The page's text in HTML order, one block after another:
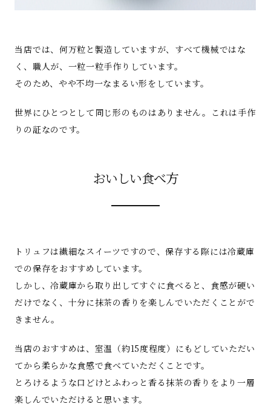
当店では、何万粒と製造していますが、すべて機械ではな
く、職人が、一粒一粒手作りしています。
そのため、やや不均一なまるい形をしています。
世界にひとつとして同じ形のものはありません。これは手作
りの証なのです。
おいしい食べ方
トリュフは繊細なスイーツですので、保存する際には冷蔵庫
での保存をおすすめしています。
しかし、冷蔵庫から取り出してすぐに食べると、食感が硬い
だけでなく、十分に抹茶の香りを楽しんでいただくことがで
きません。
当店のおすすめは、室温（約15度程度）にもどしていただい
てから柔らかな食感で食べていただくことです。
とろけるような口どけとふわっと香る抹茶の香りをより一層
楽しんでいただけると思います。